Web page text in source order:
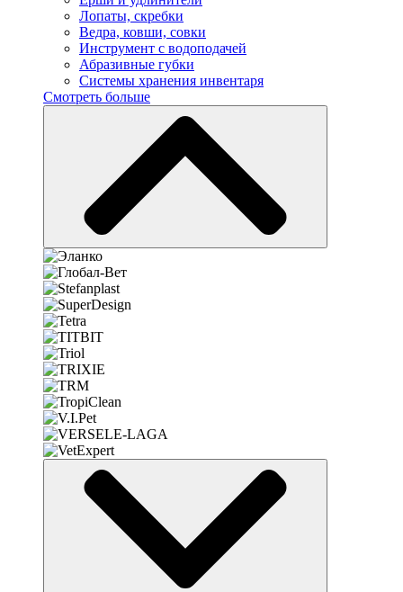
Лопаты, скребки
Ведра, ковши, совки
Инструмент с водоподачей
Абразивные губки
Системы хранения инвентаря
Смотреть больше